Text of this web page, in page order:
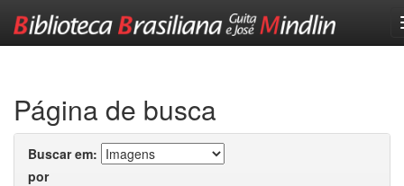
Página de busca
Buscar em:
por